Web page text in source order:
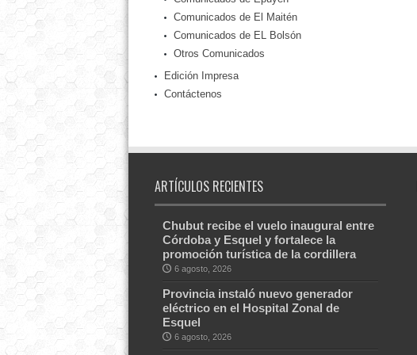
Comunicados de El Maitén
Comunicados de EL Bolsón
Otros Comunicados
Edición Impresa
Contáctenos
ARTÍCULOS RECIENTES
Chubut recibe el vuelo inaugural entre
Córdoba y Esquel y fortalece la
promoción turística de la cordillera
6 agosto, 2026
Provincia instaló nuevo generador
eléctrico en el Hospital Zonal de
Esquel
6 agosto, 2026